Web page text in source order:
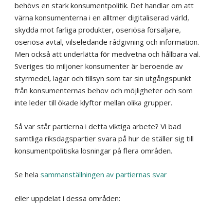
behövs en stark konsumentpolitik. Det handlar om att
värna konsumenterna i en alltmer digitaliserad värld,
skydda mot farliga produkter, oseriösa försäljare,
oseriösa avtal, vilseledande rådgivning och information.
Men också att underlätta för medvetna och hållbara val.
Sveriges tio miljoner konsumenter är beroende av
styrmedel, lagar och tillsyn som tar sin utgångspunkt
från konsumenternas behov och möjligheter och som
inte leder till ökade klyftor mellan olika grupper.
Så var står partierna i detta viktiga arbete? Vi bad
samtliga riksdagspartier svara på hur de ställer sig till
konsumentpolitiska lösningar på flera områden.
Se hela sammanställningen av partiernas svar
eller uppdelat i dessa områden: